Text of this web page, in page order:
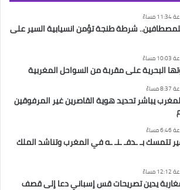
للمصطافين.. شرطة طنجة تؤمن انسيابية السير على
البحرية على مقربة من السواحل المغربية
يباشر تحديد هوية القاصرين غير المرفوقين
تتمسك بـ ـدفـ ـنـ ـه في المغرب وتناشد الملك
يدين تصريحات قس إسباني دعا إلى قصف